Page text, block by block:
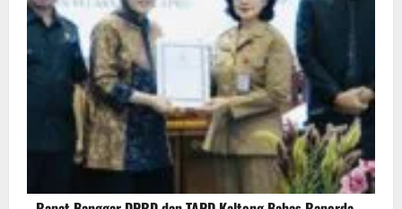
Penyampaian
Pendapat
Akhir
Gubernur
atas
Persetujuan
Bersama
Raperda
Pertanggungjawaban